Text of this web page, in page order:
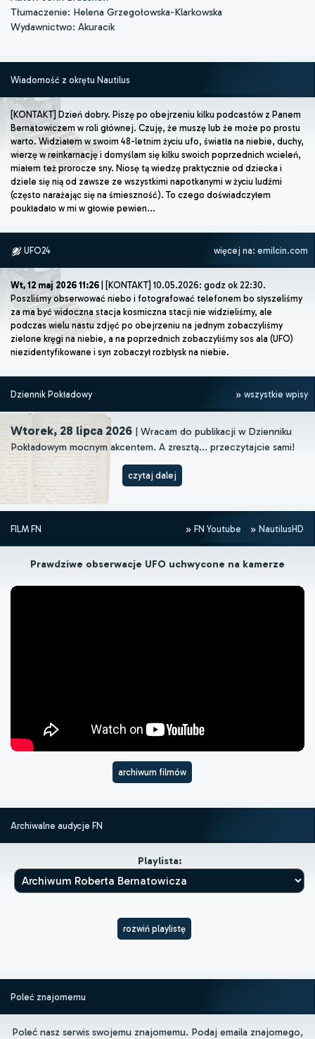
Tłumaczenie: Helena Grzegołowska-Klarkowska
Wydawnictwo: Akuracik
Wiadomość z okrętu Nautilus
[KONTAKT] Dzień dobry. Piszę po obejrzeniu kilku podcastów z Panem
Bernatowiczem w roli głównej. Czuję, że muszę lub że może po prostu
warto. Widziałem w swoim 48-letnim życiu ufo, światła na niebie, duchy,
wierzę w reinkarnację i domyślam się kilku swoich poprzednich wcieleń,
miałem też prorocze sny. Niosę tą wiedzę praktycznie od dziecka i
dziele się nią od zawsze ze wszystkimi napotkanymi w życiu ludźmi
(często narażając się na śmieszność). To czego doświadczyłem
poukładało w mi w głowie pewien...
UFO24 więcej na: emilcin.com
Wt, 12 maj 2026 11:26 | [KONTAKT] 10.05.2026: godz ok 22:30.
Poszliśmy obserwować niebo i fotografować telefonem bo słyszeliśmy
za ma być widoczna stacja kosmiczna stacji nie widzieliśmy, ale
podczas wielu nastu zdjęć po obejrzeniu na jednym zobaczyliśmy
zielone kręgi na niebie, a na poprzednich zobaczyliśmy sos ala (UFO)
niezidentyfikowane i syn zobaczył rozbłysk na niebie.
Dziennik Pokładowy wszystkie wpisy
Wtorek, 28 lipca 2026 | Wracam do publikacji w Dzienniku
Pokładowym mocnym akcentem. A zresztą... przeczytajcie sami!
czytaj dalej
FILM FN FN Youtube NautilusHD
Prawdziwe obserwacje UFO uchwycone na kamerze
archiwum filmów
Archiwalne audycje FN
Playlista:
rozwiń playlistę
Poleć znajomemu
Poleć nasz serwis swojemu znajomemu. Podaj emaila znajomego,